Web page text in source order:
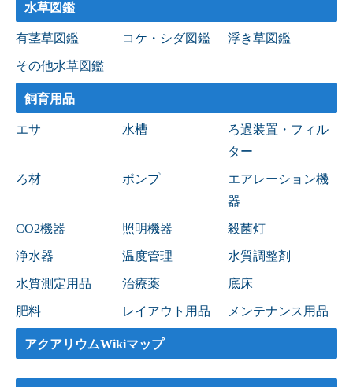
水草図鑑
有茎草図鑑 コケ・シダ図鑑 浮き草図鑑
その他水草図鑑
飼育用品
エサ 水槽
ろ過装置・フィル
ター
ろ材 ポンプ
エアレーション機
器
CO2機器 照明機器 殺菌灯
浄水器 温度管理 水質調整剤
水質測定用品 治療薬 底床
肥料 レイアウト用品 メンテナンス用品
アクアリウムWikiマップ